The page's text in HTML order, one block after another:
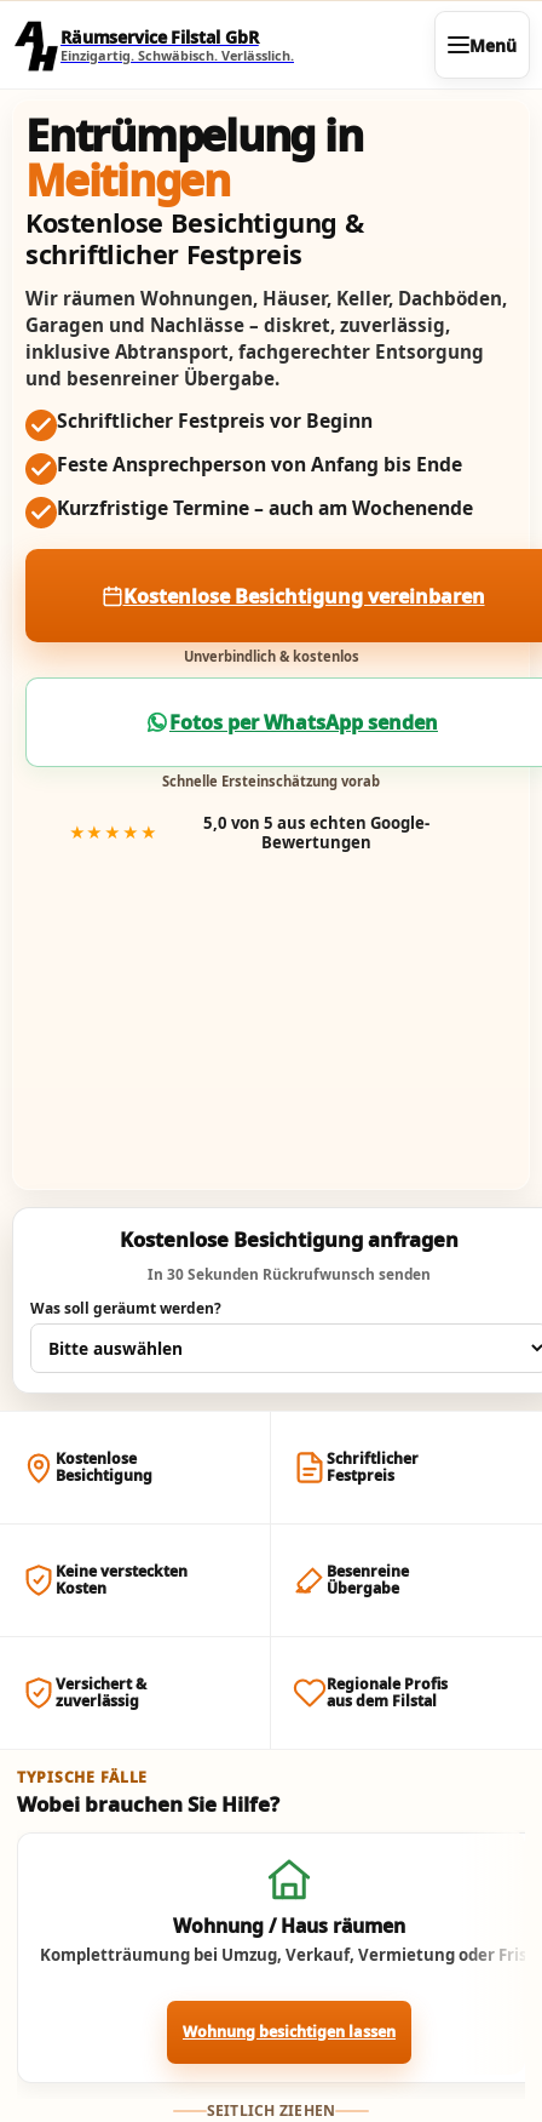
Räumservice Filstal GbR
Einzigartig. Schwäbisch. Verlässlich. Menü
Entrümpelung in
Meitingen
Kostenlose Besichtigung &
schriftlicher Festpreis
Wir räumen Wohnungen, Häuser, Keller, Dachböden,
Garagen und Nachlässe – diskret, zuverlässig,
inklusive Abtransport, fachgerechter Entsorgung
und besenreiner Übergabe.
Schriftlicher Festpreis vor Beginn
Feste Ansprechperson von Anfang bis Ende
Kurzfristige Termine – auch am Wochenende
Kostenlose Besichtigung vereinbaren
Unverbindlich & kostenlos
Fotos per WhatsApp senden
Schnelle Ersteinschätzung vorab
★★★★★
5,0 von 5 aus echten Google-
Bewertungen
Kostenlose Besichtigung anfragen
In 30 Sekunden Rückrufwunsch senden
Was soll geräumt werden?
Jetzt anrufen
Kostenlose
Besichtigung
Schriftlicher
Festpreis
Keine versteckten
Kosten
Besenreine
Übergabe
Versichert &
zuverlässig
Regionale Profis
aus dem Filstal
TYPISCHE FÄLLE
Wobei brauchen Sie Hilfe?
Wohnung / Haus räumen
Kompletträumung bei Umzug, Verkauf, Vermietung oder Frist.
Wohnung besichtigen lassen
SEITLICH ZIEHEN